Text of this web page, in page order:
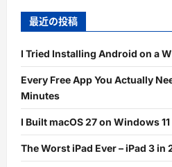
最近の投稿
I Tried Installing Android on a
Every Free App You Actually
Minutes
I Built macOS 27 on Windows
The Worst iPad Ever – iPad 3 in